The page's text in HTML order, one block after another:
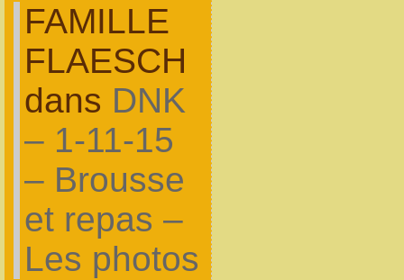
FAMILLE
FLAESCH
dans DNK
– 1-11-15
– Brousse
et repas –
Les photos